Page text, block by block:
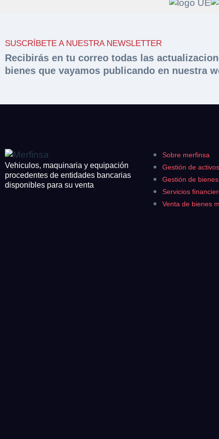
SUSCRÍBETE A NUESTRA NEWSLETTER
Recibirás en tu correo todas las
bienes que vayamos publicando en nuestra
Vehiculos, maquinaria y equipación
procedentes de entidades bancarias
disponibles para su venta
Sobre merfinsa
Gestión de activos
Gestión de
Servicios
Venta de bienes
Rellene este
¿Cuánto es 3 +
Hacer
Razón social*
Importe en €*
¿Cuánto es 2 +
Maquinaria
Equipamiento
CONTACTO
926 25 08 86